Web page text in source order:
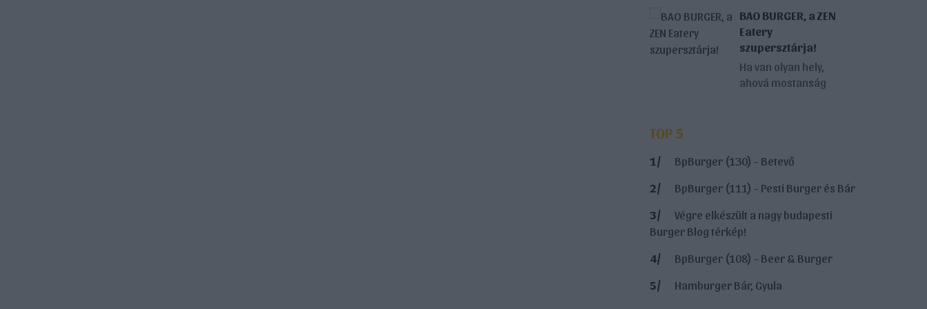
felkeresni a burgerezőhöz képest
bővített kínálatot nyújtó bisztrót, ahol
rengeteg finom falatot sikerült
kóstolnom! A hétvégén Gyulán...
BAO BURGER, a ZEN
Eatery
szupersztárja!
Ha van olyan hely,
ahová mostanság
megérte, hiszen olyan gasztroélményben
Keletig...
TOP 5
BpBurger (130) - Betevő
BpBurger (111) - Pesti Burger és Bár
Végre elkészült a nagy budapesti
Burger Blog térkép!
BpBurger (108) - Beer & Burger
Hamburger Bár, Gyula